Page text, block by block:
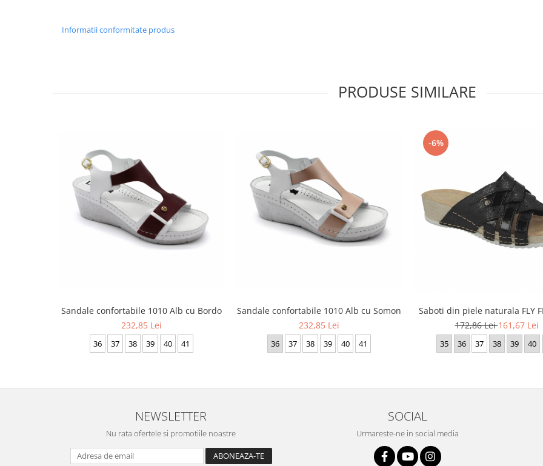
Informatii conformitate produs
PRODUSE SIMILARE
Sandale confortabile 1010 Alb cu Bordo
232,85 Lei
36 37 38 39 40 41
Sandale confortabile 1010 Alb cu Somon
232,85 Lei
36 37 38 39 40 41
-6%
Saboti din piele naturala FLY
172,86 Lei161,67 Lei
35 36 37 38 39 40
NEWSLETTER
Nu rata ofertele si promotiile noastre
SOCIAL
Urmareste-ne in social media